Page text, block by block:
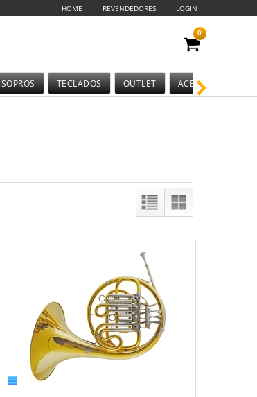
HOME REVENDEDORES LOGIN
0
SOPROS TECLADOS OUTLET ACESSÓRIOS